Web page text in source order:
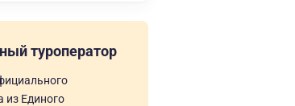
туроператор
из Единого